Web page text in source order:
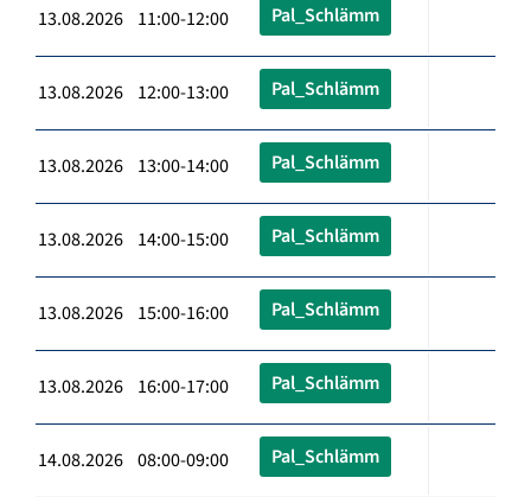
13.08.2026 11:00-12:00 Pal_Schlämm
13.08.2026 12:00-13:00 Pal_Schlämm
13.08.2026 13:00-14:00 Pal_Schlämm
13.08.2026 14:00-15:00 Pal_Schlämm
13.08.2026 15:00-16:00 Pal_Schlämm
13.08.2026 16:00-17:00 Pal_Schlämm
14.08.2026 08:00-09:00 Pal_Schlämm